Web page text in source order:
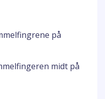
på
midt på